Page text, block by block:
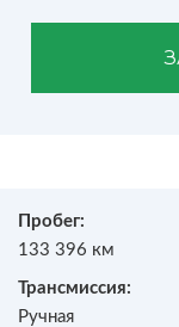
Пробег:
133 396 км
Трансмиссия:
Ручная